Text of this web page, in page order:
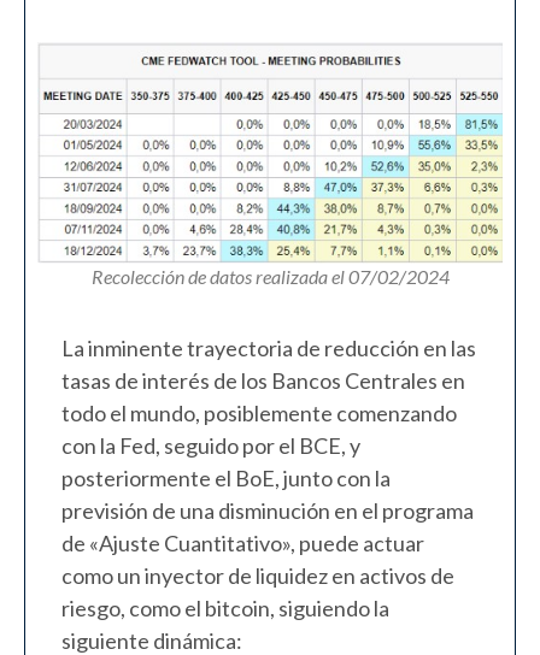
Recolección de datos realizada el 07/02/2024
La inminente trayectoria de reducción en las
tasas de interés de los Bancos Centrales en
todo el mundo, posiblemente comenzando
con la Fed, seguido por el BCE, y
posteriormente el BoE, junto con la
previsión de una disminución en el programa
de «Ajuste Cuantitativo», puede actuar
como un inyector de liquidez en activos de
riesgo, como el bitcoin, siguiendo la
siguiente dinámica: